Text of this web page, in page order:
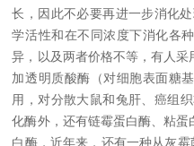
长，因此不必要再进一步消化处
学活性和在不同浓度下消化各
异，以及两者价格不等，有人
加透明质酸酶（对细胞表面糖
用，对分散大鼠和兔肝、癌组织
化酶外，还有链霉蛋白酶、粘
白酶，近年来，还有一种从灰